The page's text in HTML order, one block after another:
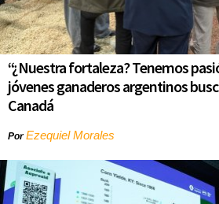
“¿Nuestra fortaleza? Tenemos
jóvenes ganaderos argentinos
Canadá
PorEzequiel Morales